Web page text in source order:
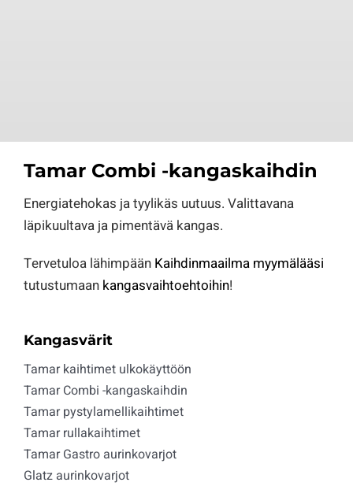
Tamar Combi -kangaskaihdin
Energiatehokas ja tyylikäs uutuus. Valittavana
läpikuultava ja pimentävä kangas.
Tervetuloa lähimpään Kaihdinmaailma myymälääsi
tutustumaan kangasvaihtoehtoihin!
Kangasvärit
Tamar kaihtimet ulkokäyttöön
Tamar Combi -kangaskaihdin
Tamar pystylamellikaihtimet
Tamar rullakaihtimet
Tamar Gastro aurinkovarjot
Glatz aurinkovarjot